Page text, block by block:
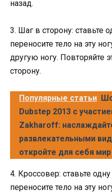
назад.
3. Шаг в сторону: ставьте
переносите тело на эту
другую ногу. Повторяйте
сторону.
Популярные статьи
Dubstep 2013 с
Zakharoff:
развлекательными
откройте для себя
4. Кроссовер: ставьте
переносите тело на эту